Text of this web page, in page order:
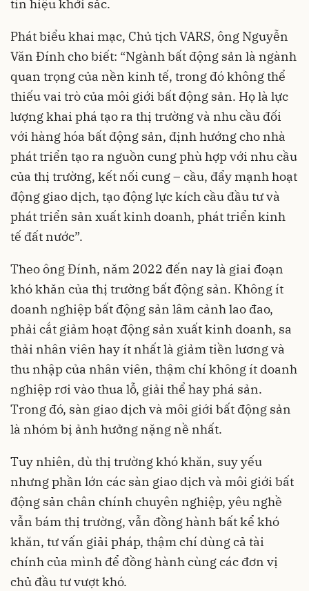
tín hiệu khởi sắc.
Phát biểu khai mạc, Chủ tịch VARS, ông Nguyễn
Văn Đính cho biết: “Ngành bất động sản là ngành
quan trọng của nền kinh tế, trong đó không thể
thiếu vai trò của môi giới bất động sản. Họ là lực
lượng khai phá tạo ra thị trường và nhu cầu đối
với hàng hóa bất động sản, định hướng cho nhà
phát triển tạo ra nguồn cung phù hợp với nhu cầu
của thị trường, kết nối cung – cầu, đẩy mạnh hoạt
động giao dịch, tạo động lực kích cầu đầu tư và
phát triển sản xuất kinh doanh, phát triển kinh
tế đất nước”.
Theo ông Đính, năm 2022 đến nay là giai đoạn
khó khăn của thị trường bất động sản. Không ít
doanh nghiệp bất động sản lâm cảnh lao đao,
phải cắt giảm hoạt động sản xuất kinh doanh, sa
thải nhân viên hay ít nhất là giảm tiền lương và
thu nhập của nhân viên, thậm chí không ít doanh
nghiệp rơi vào thua lỗ, giải thể hay phá sản.
Trong đó, sàn giao dịch và môi giới bất động sản
là nhóm bị ảnh hưởng nặng nề nhất.
Tuy nhiên, dù thị trường khó khăn, suy yếu
nhưng phần lớn các sàn giao dịch và môi giới bất
động sản chân chính chuyên nghiệp, yêu nghề
vẫn bám thị trường, vẫn đồng hành bất kể khó
khăn, tư vấn giải pháp, thậm chí dùng cả tài
chính của mình để đồng hành cùng các đơn vị
chủ đầu tư vượt khó.